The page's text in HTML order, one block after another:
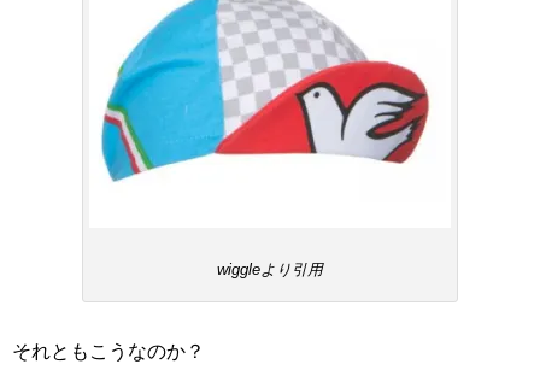
wiggleより引用
それともこうなのか？